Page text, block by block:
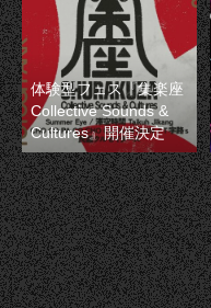
体験型フェス『集楽座
Collective Sounds &
Cultures』開催決定